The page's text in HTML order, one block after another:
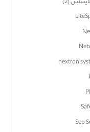
nextron
Sep